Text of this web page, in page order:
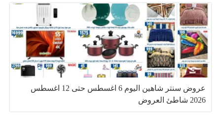
عروض سنتر شاهين اليوم 6 اغسطس حتى 12 اغسطس
2026 شاطئ العروض